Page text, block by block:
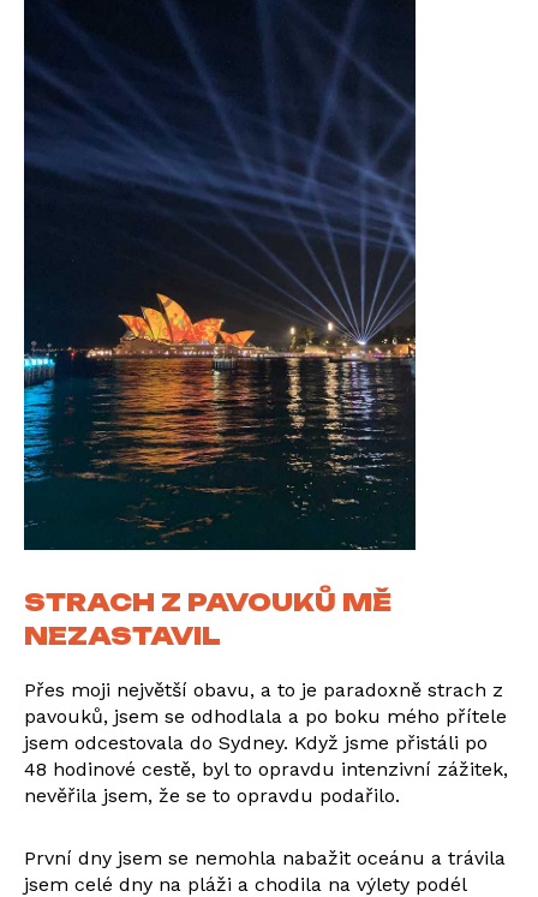
STRACH Z PAVOUKŮ MĚ
NEZASTAVIL
Přes moji největší obavu, a to je paradoxně strach z
pavouků, jsem se odhodlala a po boku mého přítele
jsem odcestovala do Sydney. Když jsme přistáli po
48 hodinové cestě, byl to opravdu intenzivní zážitek,
nevěřila jsem, že se to opravdu podařilo.
První dny jsem se nemohla nabažit oceánu a trávila
jsem celé dny na pláži a chodila na výlety podél